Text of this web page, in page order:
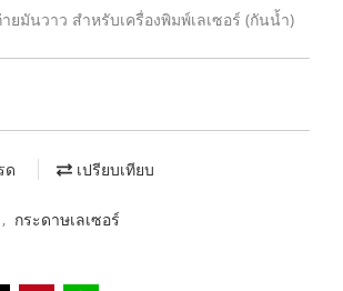
ยมันวาว สำหรับเครื่องพิมพ์เลเซอร์ (กันน้ำ)
ด เปรียบเทียบ
, กระดาษเลเซอร์